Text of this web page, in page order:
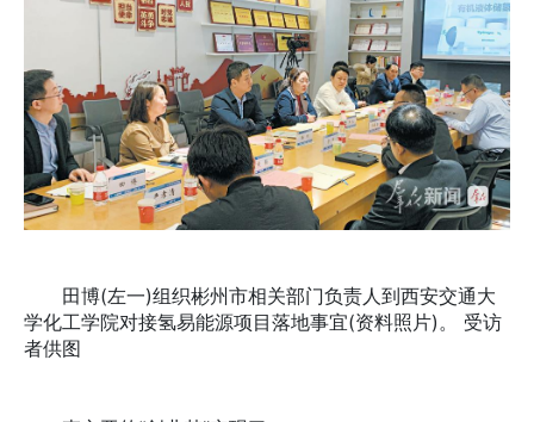
田博(左一)组织彬州市相关部门负责人到西安交通大
学化工学院对接氢易能源项目落地事宜(资料照片)。 受访
者供图